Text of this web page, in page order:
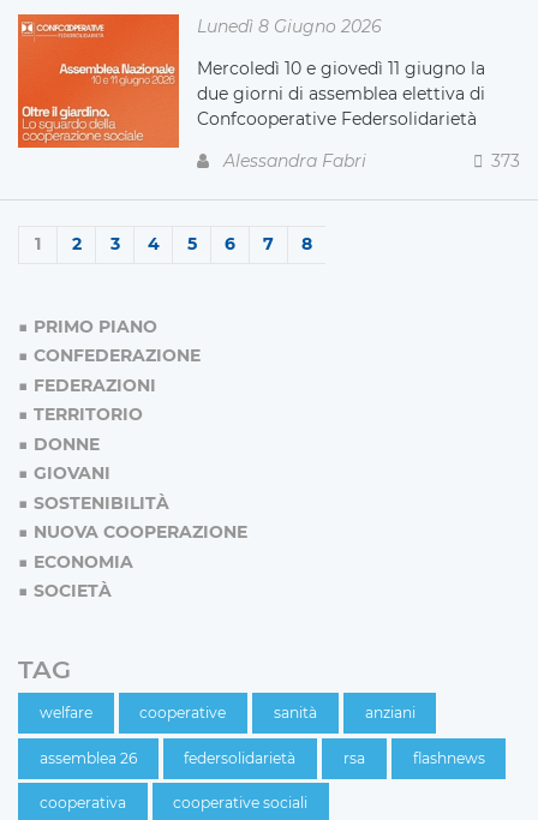
Lunedì 8 Giugno 2026
Mercoledì 10 e giovedì 11 giugno la
due giorni di assemblea elettiva di
Confcooperative Federsolidarietà
Alessandra Fabri
373
1 2 3 4 5 6 7 8
PRIMO PIANO
CONFEDERAZIONE
FEDERAZIONI
TERRITORIO
DONNE
GIOVANI
SOSTENIBILITÀ
NUOVA COOPERAZIONE
ECONOMIA
SOCIETÀ
TAG
welfare cooperative sanità anziani
assemblea 26 federsolidarietà rsa flashnews
cooperativa cooperative sociali